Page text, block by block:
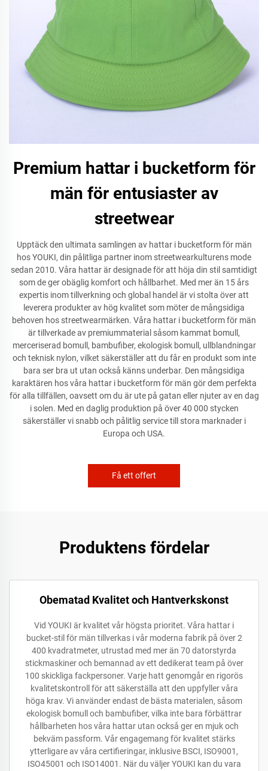
Premium hattar i bucketform för
män för entusiaster av
streetwear
Upptäck den ultimata samlingen av hattar i bucketform för män
hos YOUKI, din pålitliga partner inom streetwearkulturens mode
sedan 2010. Våra hattar är designade för att höja din stil samtidigt
som de ger obäglig komfort och hållbarhet. Med mer än 15 års
expertis inom tillverkning och global handel är vi stolta över att
leverera produkter av hög kvalitet som möter de mångsidiga
behoven hos streetwearmärken. Våra hattar i bucketform för män
är tillverkade av premiummaterial såsom kammat bomull,
merceriserad bomull, bambufiber, ekologisk bomull, ullblandningar
och teknisk nylon, vilket säkerställer att du får en produkt som inte
bara ser bra ut utan också känns underbar. Den mångsidiga
karaktären hos våra hattar i bucketform för män gör dem perfekta
för alla tillfällen, oavsett om du är ute på gatan eller njuter av en dag
i solen. Med en daglig produktion på över 40 000 stycken
säkerställer vi snabb och pålitlig service till stora marknader i
Europa och USA.
Få ett offert
Produktens fördelar
Obematad Kvalitet och Hantverkskonst
Vid YOUKI är kvalitet vår högsta prioritet. Våra hattar i
bucket-stil för män tillverkas i vår moderna fabrik på över 2
400 kvadratmeter, utrustad med mer än 70 datorstyrda
stickmaskiner och bemannad av ett dedikerat team på över
100 skickliga fackpersoner. Varje hatt genomgår en rigorös
kvalitetskontroll för att säkerställa att den uppfyller våra
höga krav. Vi använder endast de bästa materialen, såsom
ekologisk bomull och bambufiber, vilka inte bara förbättrar
hållbarheten hos våra hattar utan också ger en mjuk och
bekväm passform. Vår engagemang för kvalitet stärks
ytterligare av våra certifieringar, inklusive BSCI, ISO9001,
ISO45001 och ISO14001. När du väljer YOUKI kan du vara